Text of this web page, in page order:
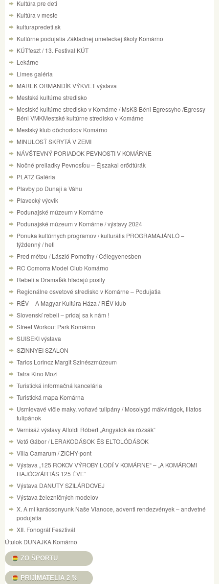
Kultúra pre deti
Kultúra v meste
kulturapredeti.sk
Kultúrne podujatia Základnej umeleckej školy Komárno
KÚTfeszt / 13. Festival KÚT
Lekárne
Limes galéria
MAREK ORMANDÍK VÝKVET výstava
Mestské kultúrne stredisko
Mestské kultúrne stredisko v Komárne / MsKS Béni Egressyho /Egressy
Béni VMKMestské kultúrne stredisko v Komárne
Mestský klub dôchodcov Komárno
MINULOSŤ SKRYTÁ V ZEMI
NÁVŠTEVNÝ PORIADOK PEVNOSTI V KOMÁRNE
Nočné preliadky Pevnosťou – Éjszakai erődtúrák
PLATZ Galéria
Plavby po Dunaji a Váhu
Plavecký výcvik
Podunajské múzeum v Komárne
Podunajské múzeum v Komárne / výstavy 2024
Ponuka kultúrnych programov / kulturális PROGRAMAJÁNLÓ –
týždenný / heti
Pred métou / László Pomothy / Célegyenesben
RC Comorra Model Club Komárno
Rebeli a Dramaťák hľadajú posily
Regionálne osvetové stredisko v Komárne – Podujatia
RÉV – A Magyar Kultúra Háza / RÉV klub
Slovenskí rebeli – pridaj sa k nám !
Street Workout Park Komárno
SUISEKI výstava
SZINNYEI SZALON
Tarics Lorincz Margit Szinészmúzeum
Tatra Kino Mozi
Turistická informačná kancelária
Turistická mapa Komárna
Usmievavé vlčie maky, voňavé tulipány / Mosolygó mákvirágok, illatos
tulipánok
Vernisáž výstavy Alfoldi Róbert „Angyalok és rózsák“
Vető Gábor / LERAKODÁSOK ÉS ELTOLÓDÁSOK
Villa Camarum / ZICHY-pont
Výstava „125 ROKOV VÝROBY LODÍ V KOMÁRNE“ – „A KOMÁROMI
HAJÓGYÁRTÁS 125 ÉVE”
Výstava DANUTY SZILÁRDOVEJ
Výstava železničných modelov
X. A mi karácsonyunk Naše Vianoce, adventi rendezvények – andvetné
podujatia
XII. Fonográf Fesztivál
Útulok DUNAJKA Komárno
ZO ŠPORTU
PRIJÍMATELIA 2 %